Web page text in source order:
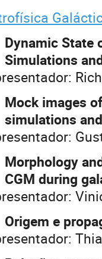
Dynamic State
Simulations
Mock images
simulations
Morphology
CGM during
Origem e